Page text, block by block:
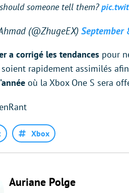
someone tell them?
(@ZhugeEX) September
a corrigé les tendances pour
rapidement assimilés afin
où la Xbox One S sera
Xbox
Auriane Polge